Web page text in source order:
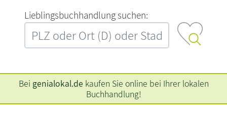
L‍i‍e‍b‍l‍i‍n‍g‍s‍b‍u‍c‍h‍h‍a‍n‍d‍l‍u‍n‍g‍ ‍s‍u‍c‍h‍e‍n‍:‍
Bei genialokal.de kaufen Sie online bei Ihrer lokalen
Buchhandlung!